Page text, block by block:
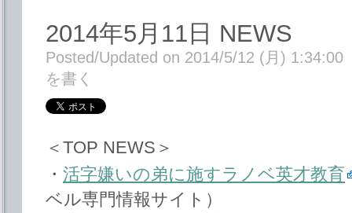
2014年5月11日 NEWS
Posted/Updated on 2014/5/12 (月) 1:34:00
を書く
＜TOP NEWS＞
・ 活字嫌いの弟に施すラノベ英才教育
ベル専門情報サイト）